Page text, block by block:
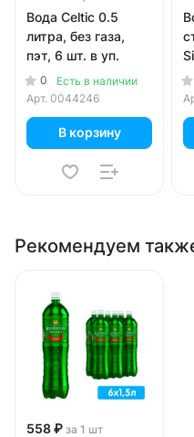
Вода Celtic 0.5
литра, без газа,
пэт, 6 шт. в уп.
0
Есть в наличии
Арт. 0044246
В корзину
Рекомендуем
558 ₽ за 1 шт